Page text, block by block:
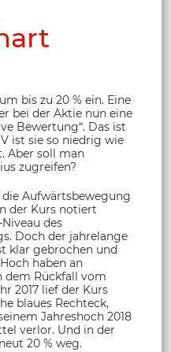
bis zu 20 % ein. Eine
bei der Aktie nun eine
Bewertung“. Das ist
ist sie so niedrig wie
Aber soll man
zugreifen?
Aufwärtsbewegung
der Kurs notiert
des
Doch der jahrelange
klar gebrochen und
haben an
dem Rückfall vom
2017 lief der Kurs
blaues Rechteck,
Jahreshoch 2018
verlor. Und in der
20 % weg.